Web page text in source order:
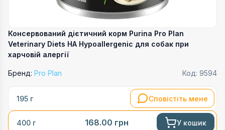
Консервований дієтичний корм Purina Pro Plan
Veterinary Diets HA Hypoallergenic для собак при
харчовій алергії
Бренд: Pro Plan Код: 9594
195 г Сповістіть мене
400 г 168.00 грн У кошик